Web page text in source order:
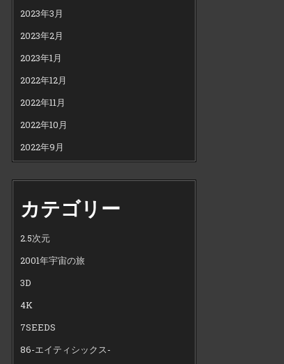
2023年3月
2023年2月
2023年1月
2022年12月
2022年11月
2022年10月
2022年9月
カテゴリー
2.5次元
2001年宇宙の旅
3D
4K
7SEEDS
86-エイティシックス-